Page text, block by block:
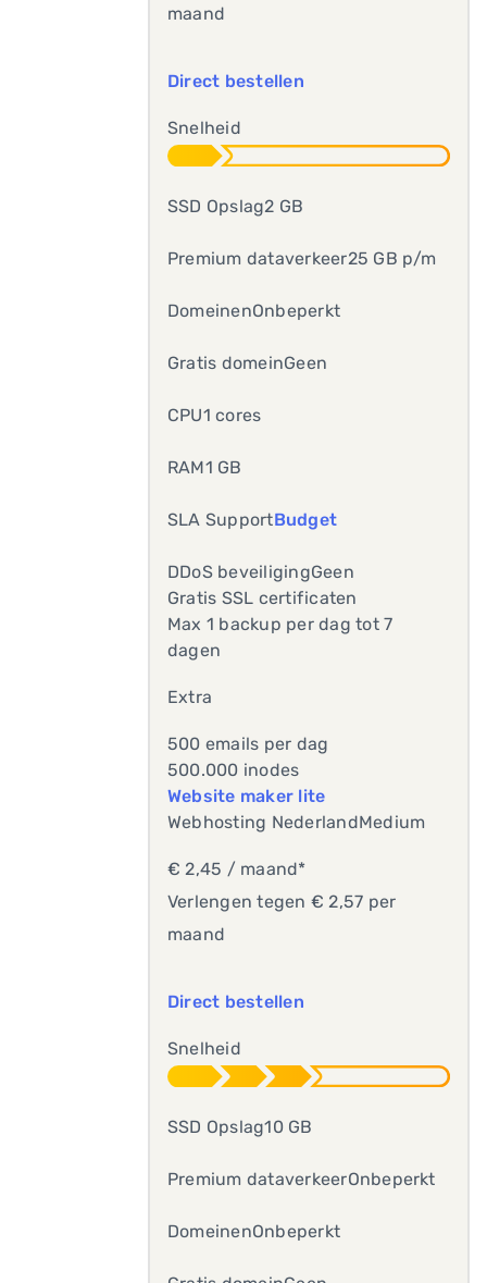
maand
Direct bestellen
Snelheid
SSD Opslag2 GB
Premium dataverkeer25 GB p/m
DomeinenOnbeperkt
Gratis domeinGeen
CPU1 cores
RAM1 GB
SLA SupportBudget
DDoS beveiligingGeen
Gratis SSL certificaten
Max 1 backup per dag tot 7
dagen
Extra
500 emails per dag
500.000 inodes
Website maker lite
Webhosting NederlandMedium
€ 2,45 / maand*
Verlengen tegen € 2,57 per
maand
Direct bestellen
Snelheid
SSD Opslag10 GB
Premium dataverkeerOnbeperkt
DomeinenOnbeperkt